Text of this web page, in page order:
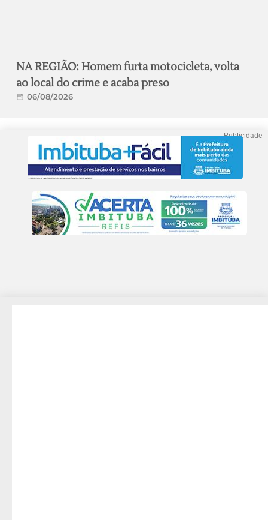
NA REGIÃO: Homem furta motocicleta, volta
ao local do crime e acaba preso
06/08/2026
Publicidade